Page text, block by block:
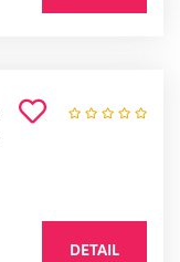
DETAIL